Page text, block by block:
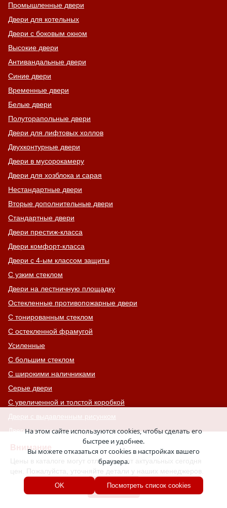
Внимание
Цены в каталоге могут отличаться от актуальных сегодня
цен. Пожалуйста, уточняйте детали у наших менеджеров.
Хорошо
Промышленные двери
Двери для котельных
Двери с боковым окном
Высокие двери
Антивандальные двери
Синие двери
Временные двери
Белые двери
Полуторапольные двери
Двери для лифтовых холлов
Двухконтурные двери
Двери в мусорокамеру
Двери для хозблока и сарая
Нестандартные двери
Вторые дополнительные двери
Стандартные двери
Двери престиж-класса
Двери комфорт-класса
Двери с 4-ым классом защиты
С узким стеклом
Двери на лестничную площадку
Остекленные противопожарные двери
С тонированным стеклом
С остекленной фрамугой
Усиленные
С большим стеклом
С широкими наличниками
Серые двери
С увеличенной и толстой коробкой
Двери с выдавленным рисунком
Двери с витражным остеклением
Двери с английской решеткой
Глухие противопожарные двери
Однопольные противопожарные двери
Двери со львом
На этом сайте используются cookies, чтобы сделать его
быстрее и удобнее.
Вы можете отказаться от cookies в настройках вашего
браузера.
OK Посмотреть список cookies